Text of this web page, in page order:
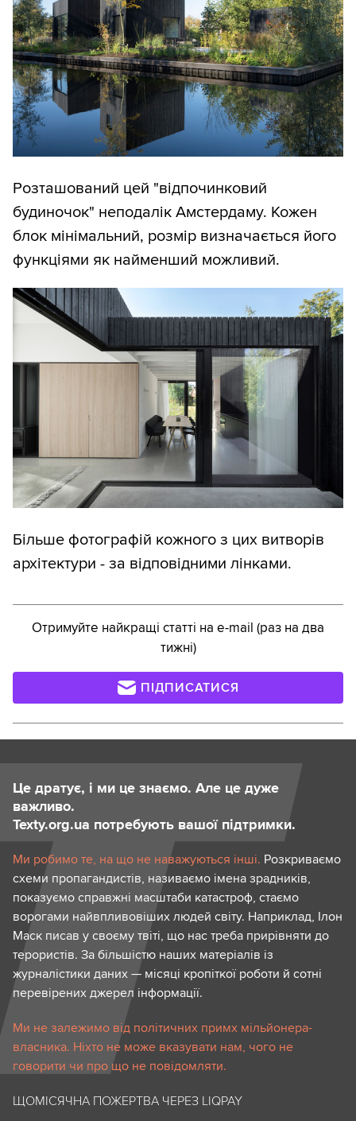
Розташований цей "відпочинковий
будиночок" неподалік Амстердаму. Кожен
блок мінімальний, розмір визначається його
функціями як найменший можливий.
Більше фотографій кожного з цих витворів
архітектури - за відповідними лінками.
Отримуйте найкращі статті на e-mail (раз на два
тижні)
ПІДПИСАТИСЯ
Це дратує, і ми це знаємо. Але це дуже
важливо.
Texty.org.ua потребують вашої підтримки.
Ми робимо те, на що не наважуються інші. Розкриваємо
схеми пропагандистів, називаємо імена зрадників,
показуємо справжні масштаби катастроф, стаємо
ворогами найвпливовіших людей світу. Наприклад, Ілон
Маск писав у своєму твіті, що нас треба прирівняти до
терористів. За більшістю наших матеріалів із
журналістики даних — місяці кропіткої роботи й сотні
перевірених джерел інформації.
Ми не залежимо від політичних примх мільйонера-
власника. Ніхто не може вказувати нам, чого не
говорити чи про що не повідомляти.
ЩОМІСЯЧНА ПОЖЕРТВА ЧЕРЕЗ LIQPAY